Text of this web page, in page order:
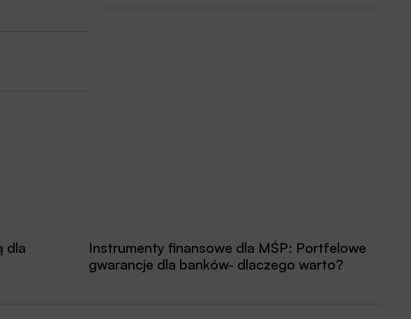
dla
Instrumenty finansowe dla MŚP: Portfelowe
gwarancje dla banków- dlaczego warto?